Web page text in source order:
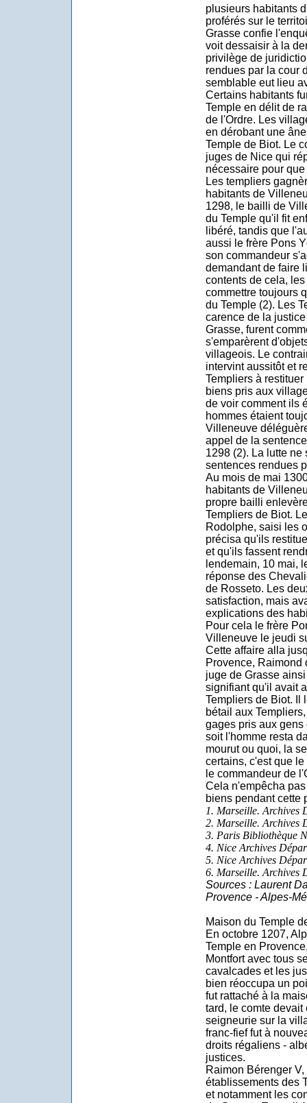
plusieurs habitants
proférés sur le
Grasse confie
voit dessaisir à la
privilège de
rendues par la cour
semblable eut lieu
Certains habitants
Temple en délit de
de l'Ordre. Les
en dérobant une
Temple de Biot. Le
juges de Nice qui
nécessaire pour
Les templiers
habitants de
1298, le bailli de
du Temple qu'il fit
libéré, tandis que
aussi le frère Pons
son commandeur
demandant de faire
contents de cela,
commettre toujours
du Temple (2). Les
carence de la
Grasse, furent
s'emparèrent
villageois. Le
intervint aussitôt et
Templiers à
biens pris aux
de voir comment ils
hommes étaient
Villeneuve
appel de la
1298 (2). La lutte ne
sentences rendues
Au mois de mai
habitants de
propre bailli
Templiers de Biot.
Rodolphe, saisi les
précisa qu'ils
et qu'ils fassent
lendemain, 10 mai,
réponse des
de Rosseto. Les
satisfaction, mais
explications des
Pour cela le frère
Villeneuve le jeudi
Cette affaire alla
Provence, Raimond
juge de Grasse
signifiant qu'il avait
Templiers de Biot. Il
bétail aux
gages pris aux
soit l'homme resta
mourut ou quoi, la
certains, c'est que
le commandeur de
Cela n'empêcha
biens pendant cette
1. Marseille. Archives
2. Marseille. Archives
3. Paris Bibliothèque
4. Nice Archives
5. Nice Archives
6. Marseille. Archives
Sources : Laurent
Provence - Alpes-
Maison du Temple
En octobre 1207,
Temple en
Montfort avec tous
cavalcades et les
bien réoccupa un
fut rattaché à la
tard, le comte
seigneurie sur la
franc-fief fut à
droits régaliens -
justices.
Raimon Bérenger
établissements des
et notamment les